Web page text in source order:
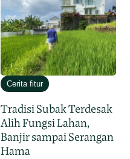
Cerita fitur
Tradisi Subak Terdesak
Alih Fungsi Lahan,
Banjir sampai Serangan
Hama